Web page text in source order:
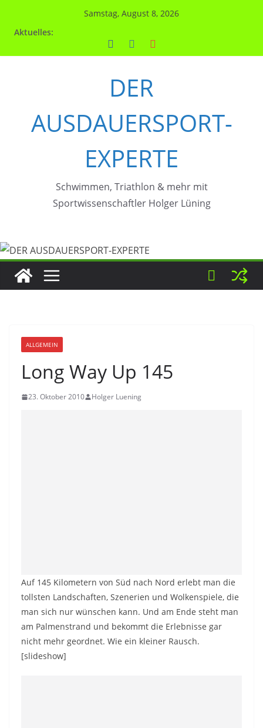
Samstag, August 8, 2026
Aktuelles:
DER
AUSDAUERSPORT-
EXPERTE
Schwimmen, Triathlon & mehr mit
Sportwissenschaftler Holger Lüning
ALLGEMEIN
Long Way Up 145
23. Oktober 2010 Holger Luening
Auf 145 Kilometern von Süd nach Nord erlebt man die
tollsten Landschaften, Szenerien und Wolkenspiele, die
man sich nur wünschen kann. Und am Ende steht man
am Palmenstrand und bekommt die Erlebnisse gar
nicht mehr geordnet. Wie ein kleiner Rausch.
[slideshow]